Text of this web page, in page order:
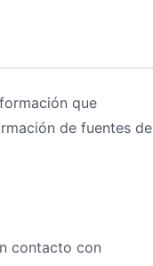
que
de fuentes de
contacto con